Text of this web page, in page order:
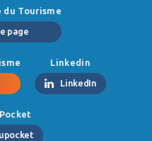
du Tourisme
page
Linkedin
LinkedIn